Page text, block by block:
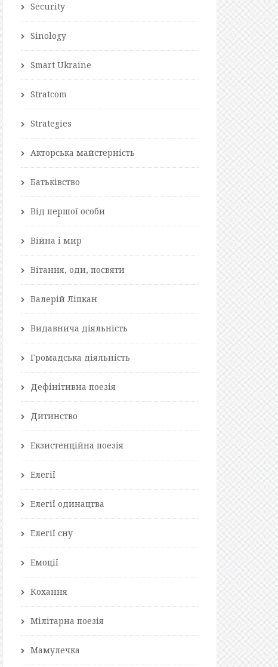
Security
Sinology
Smart Ukraine
Stratcom
Strategies
Акторська майстерність
Батьківство
Від першої особи
Війна і мир
Вітання, оди, посвяти
Валерій Ліпкан
Видавнича діяльність
Громадська діяльність
Дефінітивна поезія
Дитинство
Екзистенційна поезія
Елегії
Елегії одинацтва
Елегії сну
Емоції
Кохання
Мілітарна поезія
Мамулечка